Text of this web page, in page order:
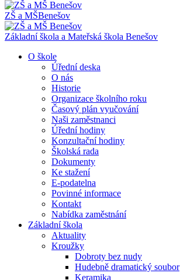
ZŠ a MŠBenešov
Základní škola a Mateřská škola Benešov
O škole
Úřední deska
O nás
Historie
Organizace školního roku
Časový plán vyučování
Naši zaměstnanci
Úřední hodiny
Konzultační hodiny
Školská rada
Dokumenty
Ke stažení
E-podatelna
Povinné informace
Kontakt
Nabídka zaměstnání
Základní škola
Aktuality
Kroužky
Dobroty bez nudy
Hudebně dramatický soubor
Keramika